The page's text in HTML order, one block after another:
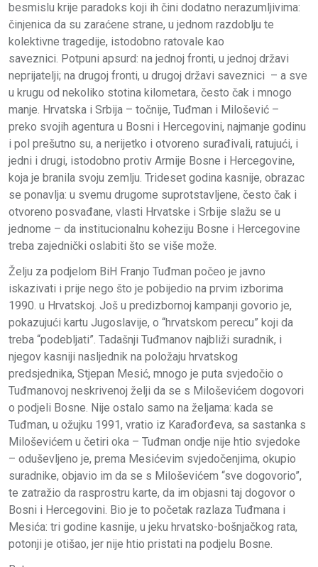
besmislu krije paradoks koji ih čini dodatno nerazumljivima:
činjenica da su zaraćene strane, u jednom razdoblju te
kolektivne tragedije, istodobno ratovale kao
saveznici. Potpuni apsurd: na jednoj fronti, u jednoj državi
neprijatelji; na drugoj fronti, u drugoj državi saveznici – a sve
u krugu od nekoliko stotina kilometara, često čak i mnogo
manje. Hrvatska i Srbija – točnije, Tuđman i Milošević –
preko svojih agentura u Bosni i Hercegovini, najmanje godinu
i pol prešutno su, a nerijetko i otvoreno surađivali, ratujući, i
jedni i drugi, istodobno protiv Armije Bosne i Hercegovine,
koja je branila svoju zemlju. Trideset godina kasnije, obrazac
se ponavlja: u svemu drugome suprotstavljene, često čak i
otvoreno posvađane, vlasti Hrvatske i Srbije slažu se u
jednome – da institucionalnu koheziju Bosne i Hercegovine
treba zajednički oslabiti što se više može.
Želju za podjelom BiH Franjo Tuđman počeo je javno
iskazivati i prije nego što je pobijedio na prvim izborima
1990. u Hrvatskoj. Još u predizbornoj kampanji govorio je,
pokazujući kartu Jugoslavije, o “hrvatskom perecu” koji da
treba “podebljati”. Tadašnji Tuđmanov najbliži suradnik, i
njegov kasniji nasljednik na položaju hrvatskog
predsjednika, Stjepan Mesić, mnogo je puta svjedočio o
Tuđmanovoj neskrivenoj želji da se s Miloševićem dogovori
o podjeli Bosne. Nije ostalo samo na željama: kada se
Tuđman, u ožujku 1991, vratio iz Karađorđeva, sa sastanka s
Miloševićem u četiri oka – Tuđman ondje nije htio svjedoke
– oduševljeno je, prema Mesićevim svjedočenjima, okupio
suradnike, objavio im da se s Miloševićem “sve dogovorio”,
te zatražio da rasprostru karte, da im objasni taj dogovor o
Bosni i Hercegovini. Bio je to početak razlaza Tuđmana i
Mesića: tri godine kasnije, u jeku hrvatsko-bošnjačkog rata,
potonji je otišao, jer nije htio pristati na podjelu Bosne.